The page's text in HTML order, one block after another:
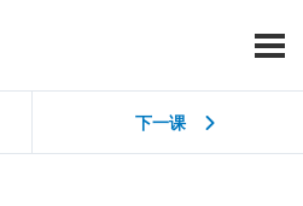
下一课